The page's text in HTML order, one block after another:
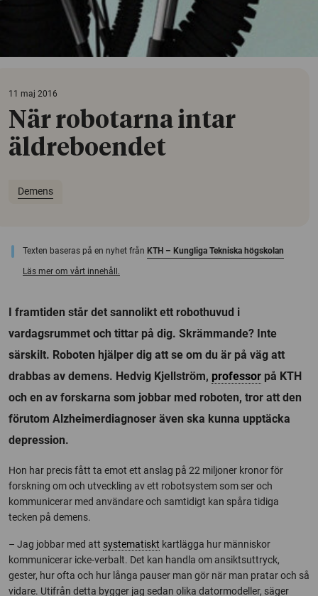
11 maj 2016
När robotarna intar
äldreboendet
Demens
Texten baseras på en nyhet från KTH – Kungliga Tekniska högskolan
Läs mer om vårt innehåll.
I framtiden står det sannolikt ett robothuvud i
vardagsrummet och tittar på dig. Skrämmande? Inte
särskilt. Roboten hjälper dig att se om du är på väg att
drabbas av demens. Hedvig Kjellström, professor på KTH
och en av forskarna som jobbar med roboten, tror att den
förutom Alzheimerdiagnoser även ska kunna upptäcka
depression.
Hon har precis fått ta emot ett anslag på 22 miljoner kronor för
forskning om och utveckling av ett robotsystem som ser och
kommunicerar med användare och samtidigt kan spåra tidiga
tecken på demens.
– Jag jobbar med att systematiskt kartlägga hur människor
kommunicerar icke-verbalt. Det kan handla om ansiktsuttryck,
gester, hur ofta och hur långa pauser man gör när man pratar och så
vidare. Utifrån detta bygger jag sedan olika datormodeller, säger